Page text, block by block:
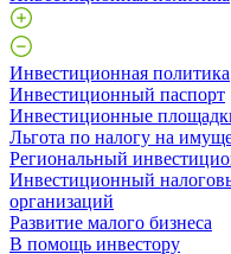
Инвестиционная политика
Инвестиционный паспорт
Инвестиционные
Льгота по налогу на
Региональный
Инвестиционный
организаций
Развитие малого бизнеса
В помощь инвестору